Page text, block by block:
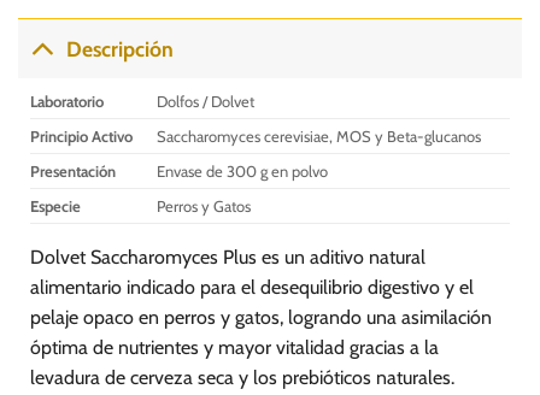
Descripción
Laboratorio
Dolfos / Dolvet
Principio Activo
Saccharomyces cerevisiae, MOS y Beta-glucanos
Presentación
Envase de 300 g en polvo
Especie
Perros y Gatos
Dolvet Saccharomyces Plus es un aditivo natural
alimentario indicado para el desequilibrio digestivo y el
pelaje opaco en perros y gatos, logrando una asimilación
óptima de nutrientes y mayor vitalidad gracias a la
levadura de cerveza seca y los prebióticos naturales.